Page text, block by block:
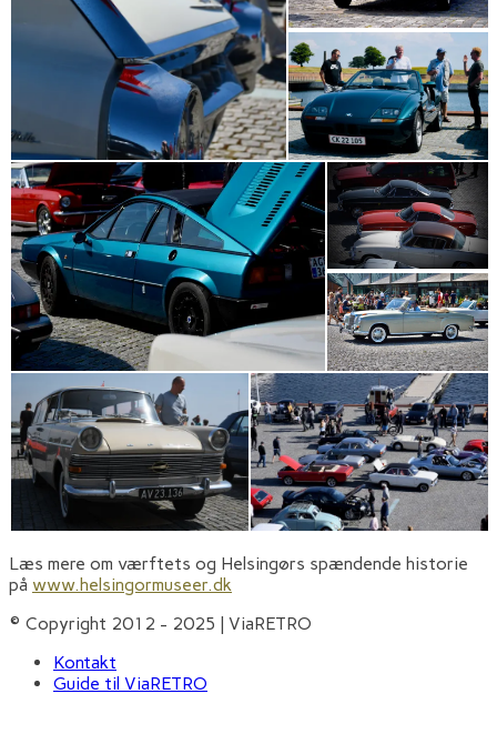
Læs mere om værftets og Helsingørs spændende historie
på www.helsingormuseer.dk
© Copyright 2012 - 2025 | ViaRETRO
Kontakt
Guide til ViaRETRO